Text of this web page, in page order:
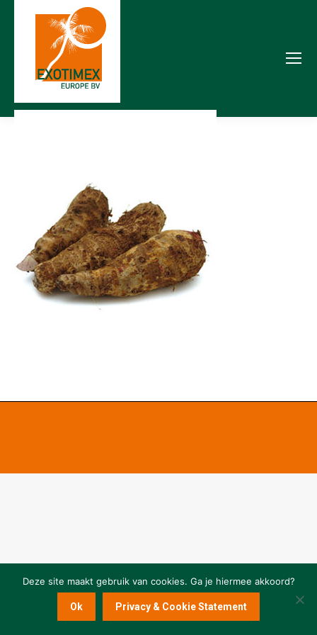
Deze site maakt gebruik van cookies. Ga je hiermee akkoord?
Ok Privacy & Cookie Statement